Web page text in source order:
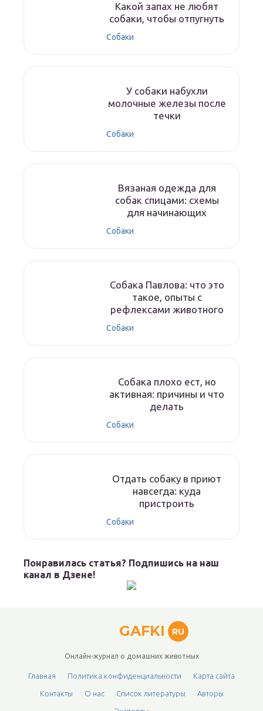
Какой запах не любят
собаки, чтобы отпугнуть
Собаки
У собаки набухли
молочные железы после
течки
Собаки
Вязаная одежда для
собак спицами: схемы
для начинающих
Собаки
Собака Павлова: что это
такое, опыты с
рефлексами животного
Собаки
Собака плохо ест, но
активная: причины и что
делать
Собаки
Отдать собаку в приют
навсегда: куда
пристроить
Собаки
Понравилась статья? Подпишись на наш
канал в Дзене!
GAFKI RU
Онлайн-журнал о домашних животных
Главная Политика конфиденциальности Карта сайта
Контакты О нас Список литературы Авторы